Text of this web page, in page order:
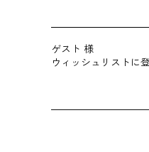
ゲスト 様
ウィッシュリストに